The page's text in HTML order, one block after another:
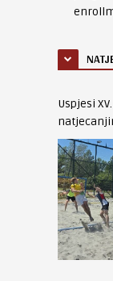
Uspjesi